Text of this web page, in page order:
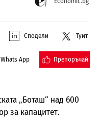
Сподели Туит
Whats App Препоръчай
„Боташ“ над 600
за капацитет.